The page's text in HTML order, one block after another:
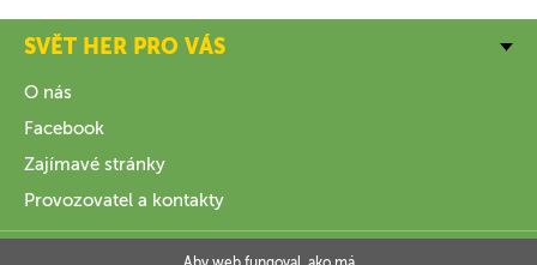
SVĚT HER PRO VÁS
O nás
Facebook
Zajímavé stránky
Provozovatel a kontakty